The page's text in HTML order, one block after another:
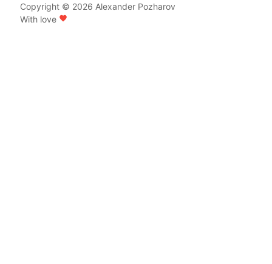
Copyright © 2026 Alexander Pozharov
With love favorite